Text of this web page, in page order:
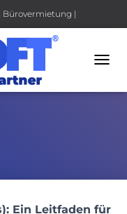
| Bürovermietung |
|
O
U
Ein Leitfaden für